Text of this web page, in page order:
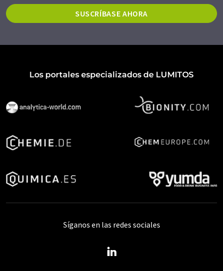
SUSCRÍBASE AHORA
Los portales especializados de LUMITOS
Síganos en las redes sociales